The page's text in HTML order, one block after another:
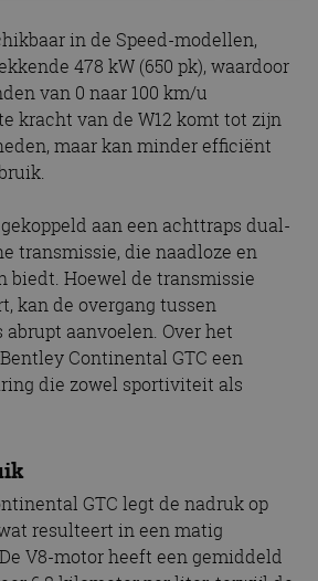
in de Speed-modellen,
478 kW (650 pk), waardoor
van 0 naar 100 km/u
kracht van de W12 komt tot zijn
maar kan minder efficiënt
aan een achttraps dual-
transmissie, die naadloze en
biedt. Hoewel de transmissie
kan de overgang tussen
aanvoelen. Over het
Continental GTC een
die zowel sportiviteit als
GTC legt de nadruk op
resulteert in een matig
V8-motor heeft een gemiddeld